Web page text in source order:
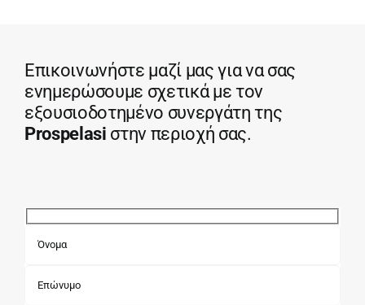
Επικοινωνήστε μαζί μας για να σας
ενημερώσουμε σχετικά με τον
εξουσιοδοτημένο συνεργάτη της
Prospelasi στην περιοχή σας.